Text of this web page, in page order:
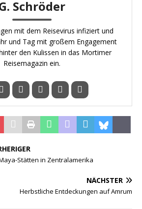
Schröder
mit dem Reisevirus infiziert und
und Tag mit großem Engagement
den Kulissen in das Mortimer
Reisemagazin ein.
Stätten in Zentralamerika
NÄCHSTER
Herbstliche Entdeckungen auf Amrum